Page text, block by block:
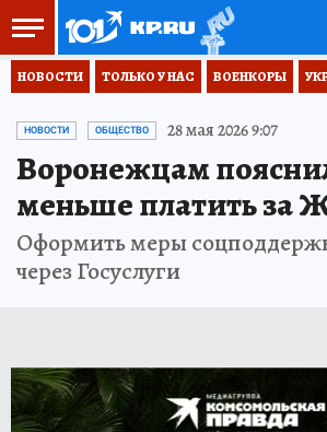
НОВОСТИ ТОЛЬКО У НАС ВОЕНКОРЫ
НОВОСТИ ОБЩЕСТВО 28 мая 2026 9:07
Воронежцам
меньше платить за
Оформить меры
через Госуслуги